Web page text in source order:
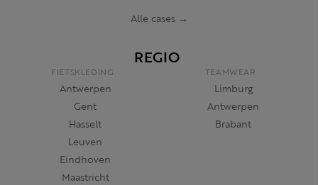
Alle cases →
REGIO
FIETSKLEDING
Antwerpen
Gent
Hasselt
Leuven
Eindhoven
Maastricht
TEAMWEAR
Limburg
Antwerpen
Brabant